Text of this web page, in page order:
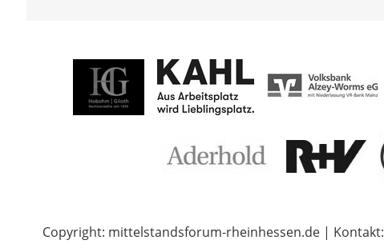
Copyright: mittelstandsforum-rheinhessen.de | Kontakt: